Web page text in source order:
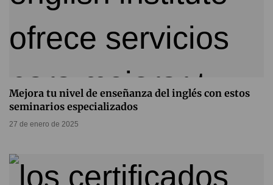
Mejora tu nivel de enseñanza del inglés con estos
seminarios especializados
27 de enero de 2025